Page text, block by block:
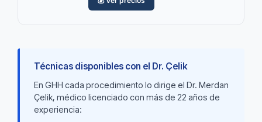
Técnicas disponibles con el Dr. Çelik
En GHH cada procedimiento lo dirige el Dr. Merdan
Çelik, médico licenciado con más de 22 años de
experiencia: